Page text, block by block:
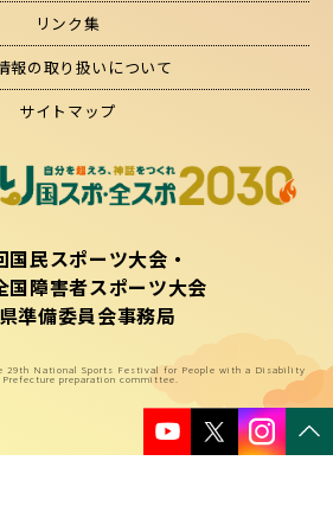
リンク集
報の取り扱いについて
サイトマップ
国民スポーツ大会・
国障害者スポーツ大会
準備委員会事務局
29th National Sports Festival for People with a Disability
Prefecture preparation committee.